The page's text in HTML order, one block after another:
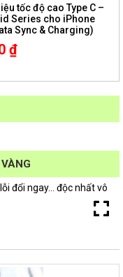
tốc độ cao Type C –
Series cho iPhone
Sync & Charging)
₫
đổi ngay… độc nhất vô